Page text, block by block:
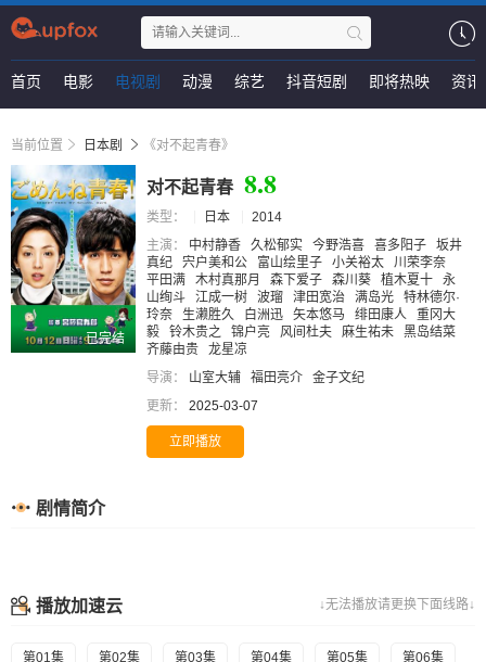
首页 电影 电视剧 动漫 综艺 抖音短剧 即将热映 资讯
当前位置 日本剧 《对不起青春》
已完结
对不起青春 8.8
类型： 日本
2014
主演：
中村静香 久松郁实 今野浩喜 喜多阳子
坂井
真纪
宍户美和公 富山绘里子 小关裕太
川荣李奈
平田满
木村真那月 森下爱子 森川葵 植木夏十
永
山绚斗
江成一树 波瑠 津田宽治 满岛光
特林德尔·
玲奈
生濑胜久 白洲迅 矢本悠马 绯田康人
重冈大
毅
铃木贵之 锦户亮 风间杜夫 麻生祐未
黑岛结菜
齐藤由贵
龙星凉
导演：
山室大辅 福田亮介
金子文纪
更新：
2025-03-07
立即播放
剧情简介
↓无法播放请更换下面线路↓
播放加速云
第01集 第02集 第03集 第04集 第05集 第06集